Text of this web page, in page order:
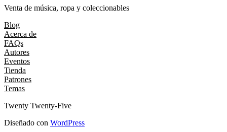
Venta de música, ropa y coleccionables
Blog
Acerca de
FAQs
Autores
Eventos
Tienda
Patrones
Temas
Twenty Twenty-Five
Diseñado con WordPress